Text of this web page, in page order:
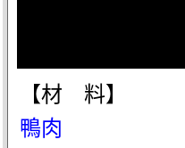
【材 料】
鴨肉